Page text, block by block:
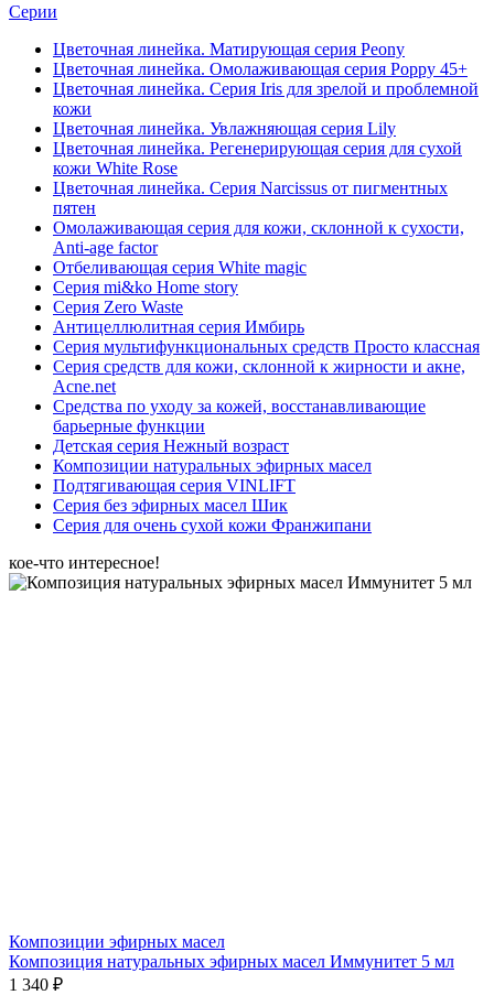
Серии
Цветочная линейка. Матирующая серия Peony
Цветочная линейка. Омолаживающая серия Poppy 45+
Цветочная линейка. Серия Iris для зрелой и проблемной
кожи
Цветочная линейка. Увлажняющая серия Lily
Цветочная линейка. Регенерирующая серия для сухой
кожи White Rose
Цветочная линейка. Серия Narcissus от пигментных
пятен
Омолаживающая серия для кожи, склонной к сухости,
Anti-age factor
Отбеливающая серия White magic
Серия mi&ko Home story
Серия Zero Waste
Антицеллюлитная серия Имбирь
Серия мультифункциональных средств Просто классная
Серия средств для кожи, склонной к жирности и акне,
Acne.net
Средства по уходу за кожей, восстанавливающие
барьерные функции
Детская серия Нежный возраст
Композиции натуральных эфирных масел
Подтягивающая серия VINLIFT
Серия без эфирных масел Шик
Серия для очень сухой кожи Франжипани
кое-что интересное!
Композиции эфирных масел
Композиция натуральных эфирных масел Иммунитет 5 мл
1 340 ₽